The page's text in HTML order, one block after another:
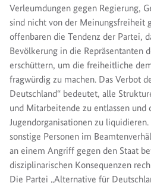
Verleumdungen gegen Regierung,
sind nicht von der Meinungsfreiheit
offenbaren die Tendenz der Partei,
Bevölkerung in die Repräsentanten
erschüttern, um die freiheitliche
fragwürdig zu machen. Das Verbot
Deutschland“ bedeutet, alle
und Mitarbeitende zu entlassen und
Jugendorganisationen zu
sonstige Personen im
an einem Angriff gegen den Staat
disziplinarischen Konsequenzen
Die Partei „Alternative für